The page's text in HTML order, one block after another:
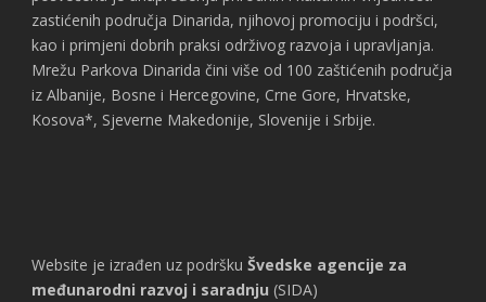
zastićenih područja Dinarida, njihovoj promociju i podršci,
kao i primjeni dobrih praksi održivog razvoja i upravljanja.
Mrežu Parkova Dinarida čini više od 100 zaštićenih područja
iz Albanije, Bosne i Hercegovine, Crne Gore, Hrvatske,
Kosova*, Sjeverne Makedonije, Slovenije i Srbije.
Website je izrađen uz podršku Švedske agencije za
međunarodni razvoj i saradnju (SIDA)